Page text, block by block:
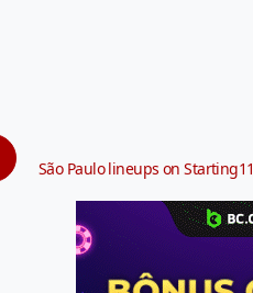
São Paulo lineups on Starting11